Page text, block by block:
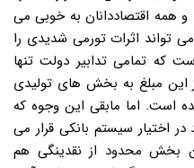
همه اقتصاددانان به خوبی می
تواند اثرات تورمی شدیدی را
که تمامی تدابیر دولت تنها
تومان از این مبلغ به بخش های تولیدی
است. اما مابقی این وجوه که
در اختیار سیستم بانکی قرار می
بخش محدود از نقدینگی هم